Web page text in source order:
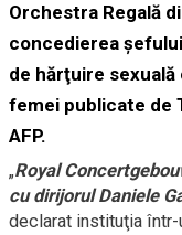
Orchestra Regală
concedierea
de hărţuire
femei publicate de
AFP.
„Royal
cu dirijorul Daniele
declarat instituţia